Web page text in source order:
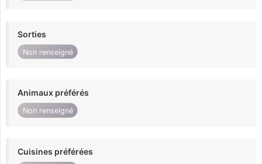
Sorties
Non renseigné
Animaux préférés
Non renseigné
Cuisines préférées